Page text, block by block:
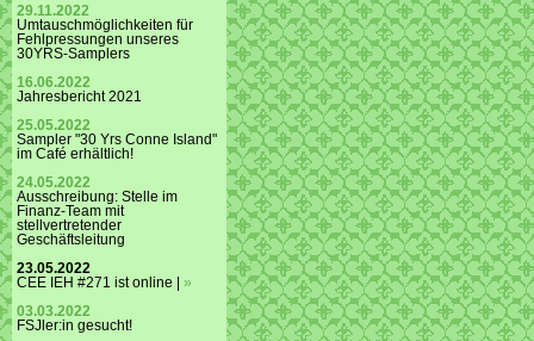
29.11.2022
Umtauschmöglichkeiten für
Fehlpressungen unseres
30YRS-Samplers
16.06.2022
Jahresbericht 2021
25.05.2022
Sampler "30 Yrs Conne Island"
im Café erhältlich!
24.05.2022
Ausschreibung: Stelle im
Finanz-Team mit
stellvertretender
Geschäftsleitung
23.05.2022
CEE IEH #271 ist online | »
03.03.2022
FSJler:in gesucht!